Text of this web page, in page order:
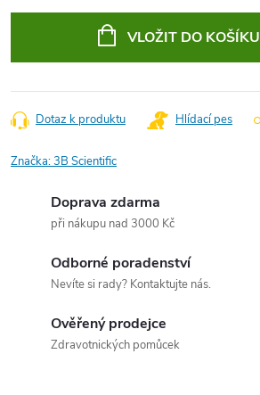
VLOŽIT DO KOŠÍKU
Dotaz k produktu Hlídací pes
Značka:3B Scientific
Doprava zdarma
při nákupu nad 3000 Kč
Odborné poradenství
Nevíte si rady? Kontaktujte nás.
Ověřený prodejce
Zdravotnických pomůcek